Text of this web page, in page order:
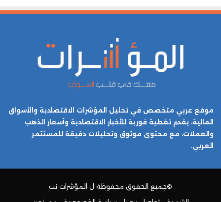
موقع عربي متخصص في تحليل المؤشرات الاقتصادية والأسواق
المالية، يقدم تغطية فورية للأخبار الاقتصادية وأسعار الذهب
والعملات، مع محتوى موثوق وتحليلات دقيقة للمستثمر
العربي.
©جميع الحقوق محفوظة ل المؤشرات نت